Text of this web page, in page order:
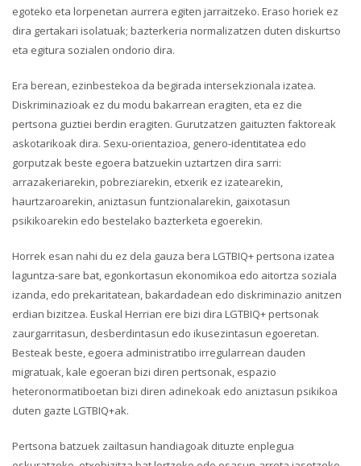
egoteko eta lorpenetan aurrera egiten jarraitzeko. Eraso horiek ez
dira gertakari isolatuak; bazterkeria normalizatzen duten diskurtso
eta egitura sozialen ondorio dira.
Era berean, ezinbestekoa da begirada intersekzionala izatea.
Diskriminazioak ez du modu bakarrean eragiten, eta ez die
pertsona guztiei berdin eragiten. Gurutzatzen gaituzten faktoreak
askotarikoak dira. Sexu-orientazioa, genero-identitatea edo
gorputzak beste egoera batzuekin uztartzen dira sarri:
arrazakeriarekin, pobreziarekin, etxerik ez izatearekin,
haurtzaroarekin, aniztasun funtzionalarekin, gaixotasun
psikikoarekin edo bestelako bazterketa egoerekin.
Horrek esan nahi du ez dela gauza bera LGTBIQ+ pertsona izatea
laguntza-sare bat, egonkortasun ekonomikoa edo aitortza soziala
izanda, edo prekaritatean, bakardadean edo diskriminazio anitzen
erdian bizitzea. Euskal Herrian ere bizi dira LGTBIQ+ pertsonak
zaurgarritasun, desberdintasun edo ikusezintasun egoeretan.
Besteak beste, egoera administratibo irregularrean dauden
migratuak, kale egoeran bizi diren pertsonak, espazio
heteronormatiboetan bizi diren adinekoak edo aniztasun psikikoa
duten gazte LGTBIQ+ak.
Pertsona batzuek zailtasun handiagoak dituzte enplegua